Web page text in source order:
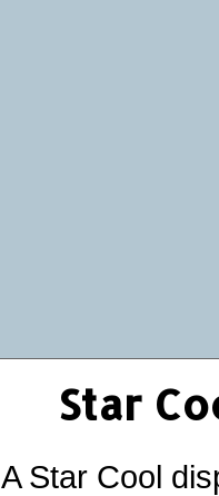
Star
A Star Cool